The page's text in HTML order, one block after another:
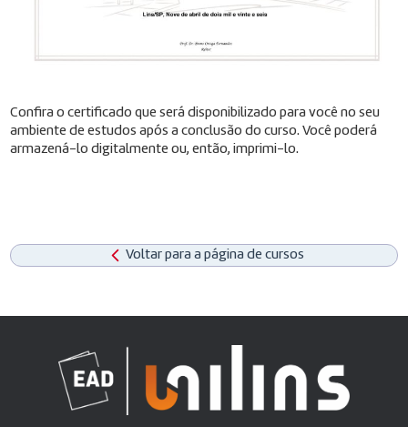
Confira o certificado que será disponibilizado para você no seu
ambiente de estudos após a conclusão do curso. Você poderá
armazená-lo digitalmente ou, então, imprimi-lo.
Voltar para a página de cursos